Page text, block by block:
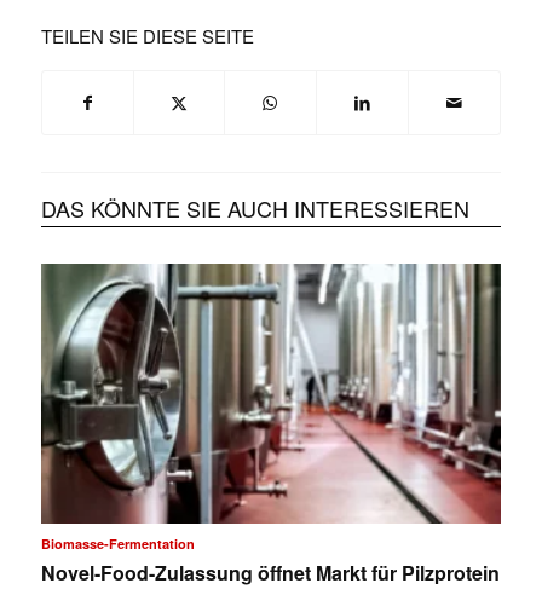
TEILEN SIE DIESE SEITE
DAS KÖNNTE SIE AUCH INTERESSIEREN
Biomasse-Fermentation
Novel-Food-Zulassung öffnet Markt für Pilzprotein